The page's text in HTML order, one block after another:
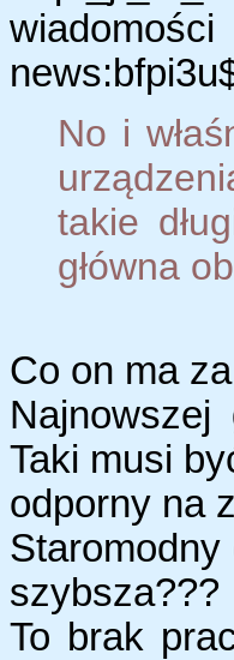
wiadomości
No i
takie
główna
Co on ma
Najnowszej
Taki musi
odporny na
szybsza???
To brak